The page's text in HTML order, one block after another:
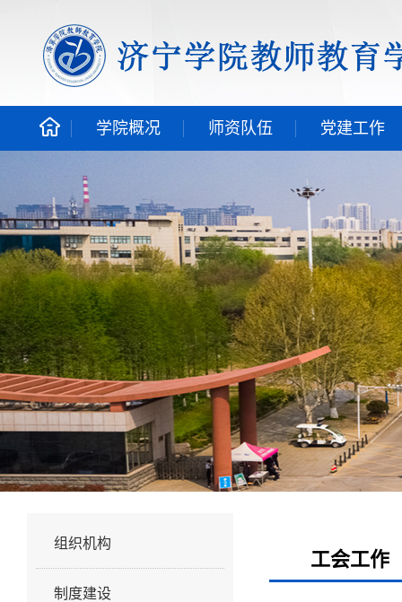
学院概况 师资队伍 党建工作
党建工作
组织机构
制度建设
工会工作